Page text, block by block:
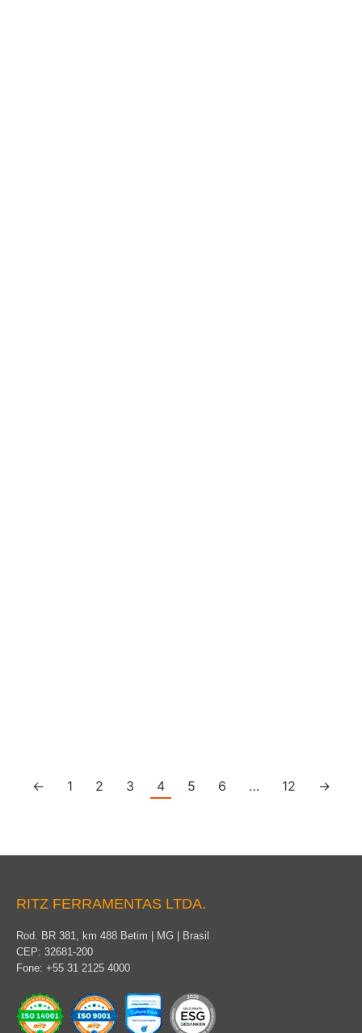
← 1 2 3 4 5 6 … 12 →
RITZ FERRAMENTAS LTDA.
Rod. BR 381, km 488 Betim | MG | Brasil
CEP: 32681-200
Fone: +55 31 2125 4000